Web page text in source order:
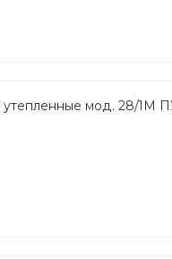
мод. 28/1М ПУ-ПУ